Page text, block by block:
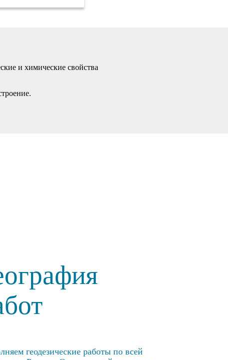
и химические свойства
геодезические работы по всей